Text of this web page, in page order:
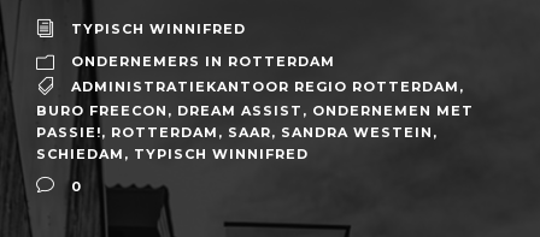
TYPISCH WINNIFRED
ONDERNEMERS IN ROTTERDAM
ADMINISTRATIEKANTOOR REGIO ROTTERDAM ,
BURO FREECON , DREAM ASSIST , ONDERNEMEN MET
PASSIE!, ROTTERDAM , SAAR, SANDRA WESTEIN ,
SCHIEDAM , TYPISCH WINNIFRED
0